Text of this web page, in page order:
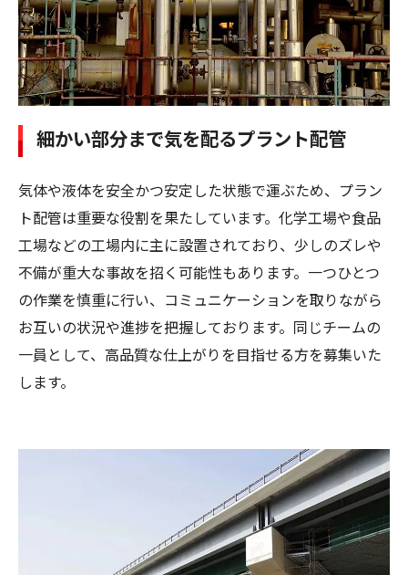
細かい部分まで気を配るプラント配管
気体や液体を安全かつ安定した状態で運ぶため、プラン
ト配管は重要な役割を果たしています。化学工場や食品
工場などの工場内に主に設置されており、少しのズレや
不備が重大な事故を招く可能性もあります。一つひとつ
の作業を慎重に行い、コミュニケーションを取りながら
お互いの状況や進捗を把握しております。同じチームの
一員として、高品質な仕上がりを目指せる方を募集いた
します。